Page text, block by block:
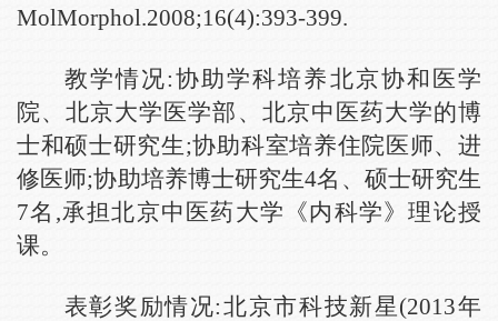
MolMorphol.2008;16(4):393-399.
教学情况:协助学科培养北京协和医学
院、北京大学医学部、北京中医药大学的博
士和硕士研究生;协助科室培养住院医师、进
修医师;协助培养博士研究生4名、硕士研究生
7名,承担北京中医药大学《内科学》理论授
课。
表彰奖励情况:北京市科技新星(2013年